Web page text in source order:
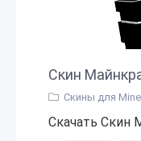
Скин
Скины для
Скачать Скин